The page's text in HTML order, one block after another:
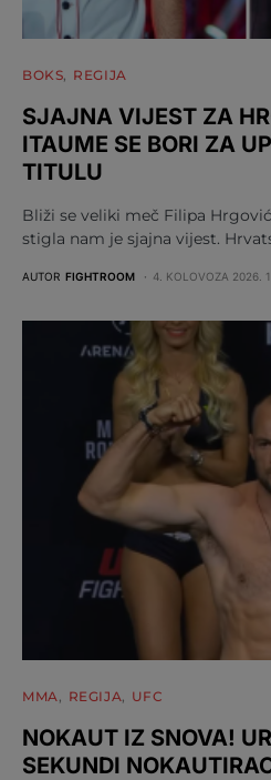
BOKS REGIJA
SJAJNA VIJEST ZA
ITAUME SE BORI ZA
TITULU
Bliži se veliki meč Filipa
stigla nam je sjajna vijest.
AUTOR FIGHTROOM 4. KOLOVOZA 2026.
MMA REGIJA UFC
NOKAUT IZ SNOVA!
SEKUNDI